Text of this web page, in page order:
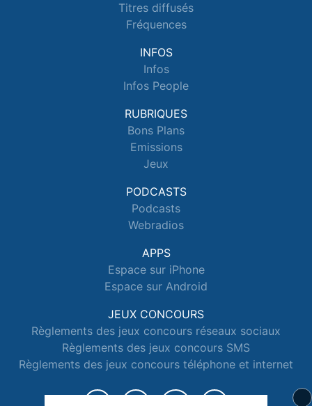
Titres diffusés
Fréquences
INFOS
Infos
Infos People
RUBRIQUES
Bons Plans
Emissions
Jeux
PODCASTS
Podcasts
Webradios
APPS
Espace sur iPhone
Espace sur Android
JEUX CONCOURS
Règlements des jeux concours réseaux sociaux
Règlements des jeux concours SMS
Règlements des jeux concours téléphone et internet